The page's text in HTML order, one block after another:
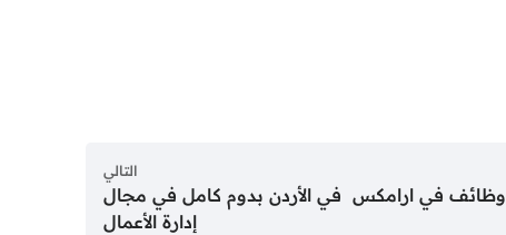
التالي
وظائف في ارامكس في الأردن بدوم كامل في مجال
إدارة الأعمال